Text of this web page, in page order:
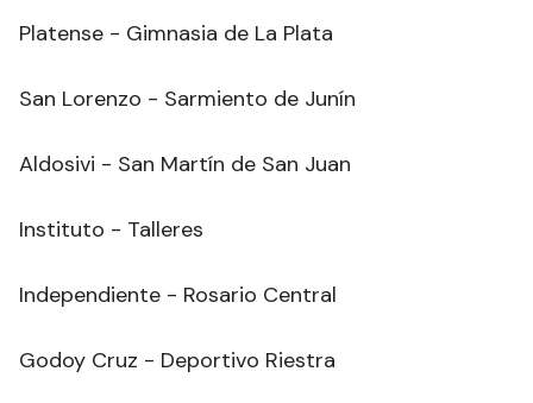
Platense - Gimnasia de La Plata
San Lorenzo - Sarmiento de Junín
Aldosivi - San Martín de San Juan
Instituto - Talleres
Independiente - Rosario Central
Godoy Cruz - Deportivo Riestra